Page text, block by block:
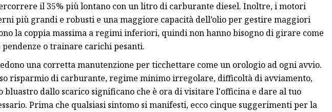
il 35% più lontano con un litro di carburante diesel. Inoltre, i motori
più grandi e robusti e una maggiore capacità dell’olio per gestire maggiori
la coppia massima a regimi inferiori, quindi non hanno bisogno di girare come
pendenze o trainare carichi pesanti.
una corretta manutenzione per ticchettare come un orologio ad ogni avvio.
risparmio di carburante, regime minimo irregolare, difficoltà di avviamento,
bluastro dallo scarico significano che è ora di visitare l'officina e dare al tuo
Prima che qualsiasi sintomo si manifesti, ecco cinque suggerimenti per la